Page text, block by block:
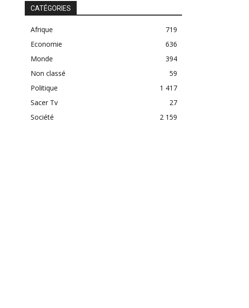
CATÉGORIES
Afrique
719
Economie
636
Monde
394
Non classé
59
Politique
1 417
Sacer Tv
27
Société
2 159